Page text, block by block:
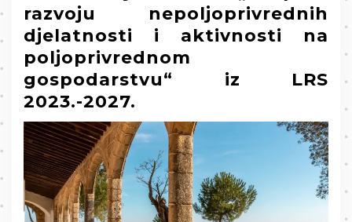
razvoju nepoljoprivrednih
djelatnosti i aktivnosti na
poljoprivrednom
gospodarstvu“ iz LRS
2023.-2027.